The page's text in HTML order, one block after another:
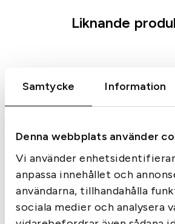
Samtycke Information
Denna webbplats använder
Vi använder
anpassa innehållet och
användarna, tillhandahålla
sociala medier och analysera
n
L
y
x
B
l
Liknande
Castellani 3 Pocket Bag